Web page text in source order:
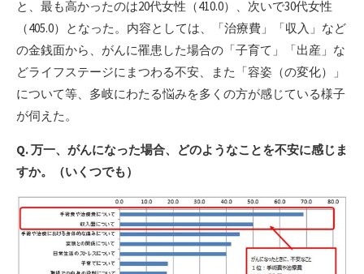
と、最も高かったのは20代女性（410.0）、次いで30代女性
（405.0）となった。内容としては、「治療費」「収入」など
の金銭面から、がんに罹患した場合の「子育て」「出産」な
どライフステージにまつわる不安、また「容姿（の変化）」
について等、多岐にわたる悩みを多くの方が感じている様子
が伺えた。
Q. 万一、がんになった場合、どのようなことを不安に感じま
すか。（いくつでも）